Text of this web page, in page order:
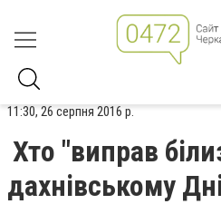
11:30, 26 серпня 2016 р.
Хто "виправ
дахнівському